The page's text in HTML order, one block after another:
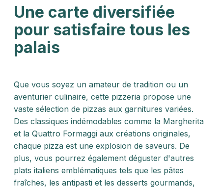
Une carte diversifiée
pour satisfaire tous les
palais
Que vous soyez un amateur de tradition ou un
aventurier culinaire, cette pizzeria propose une
vaste sélection de pizzas aux garnitures variées.
Des classiques indémodables comme la Margherita
et la Quattro Formaggi aux créations originales,
chaque pizza est une explosion de saveurs. De
plus, vous pourrez également déguster d'autres
plats italiens emblématiques tels que les pâtes
fraîches, les antipasti et les desserts gourmands,